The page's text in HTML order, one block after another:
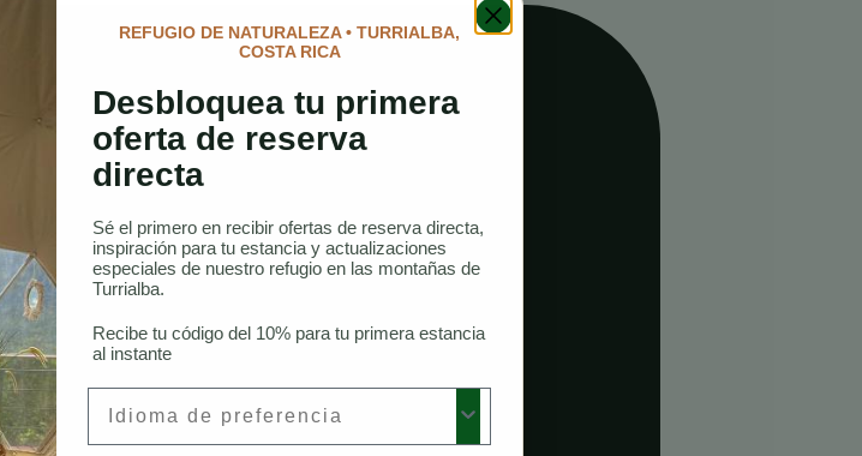
REFUGIO DE NATURALEZA • TURRIALBA,
COSTA RICA
Desbloquea tu primera
oferta de reserva
directa
Sé el primero en recibir ofertas de reserva directa,
inspiración para tu estancia y actualizaciones
especiales de nuestro refugio en las montañas de
Turrialba.
Recibe tu código del 10% para tu primera estancia
al instante